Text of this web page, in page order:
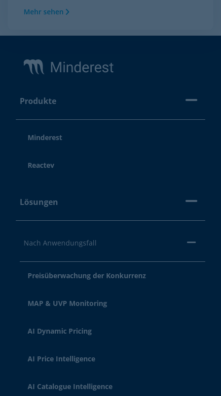
Mehr sehen
Produkte
Minderest
Reactev
Lösungen
Nach Anwendungsfall
Preisüberwachung der Konkurrenz
MAP & UVP Monitoring
AI Dynamic Pricing
AI Price Intelligence
AI Catalogue Intelligence